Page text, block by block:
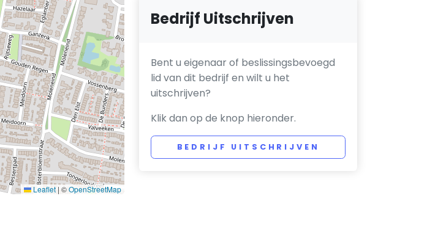
Leaflet | ©OpenStreetMap
Bedrijf Uitschrijven
Bent u eigenaar of beslissingsbevoegd
lid van dit bedrijf en wilt u het
uitschrijven?
Klik dan op de knop hieronder.
BEDRIJF UITSCHRIJVEN